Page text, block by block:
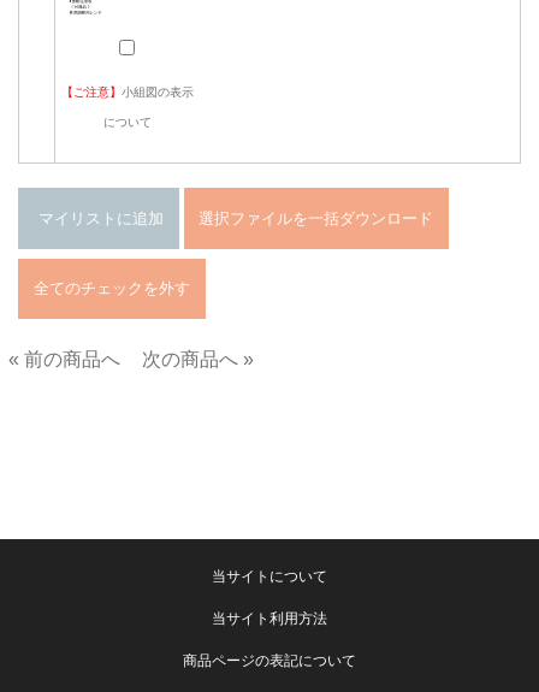
【ご注意】 小組図の表示
について
« 前の商品へ
次の商品へ »
当サイトについて
当サイト利用方法
商品ページの表記について